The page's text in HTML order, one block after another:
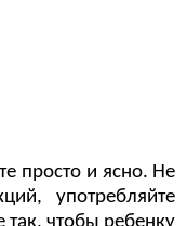
просто и ясно. Не
употребляйте